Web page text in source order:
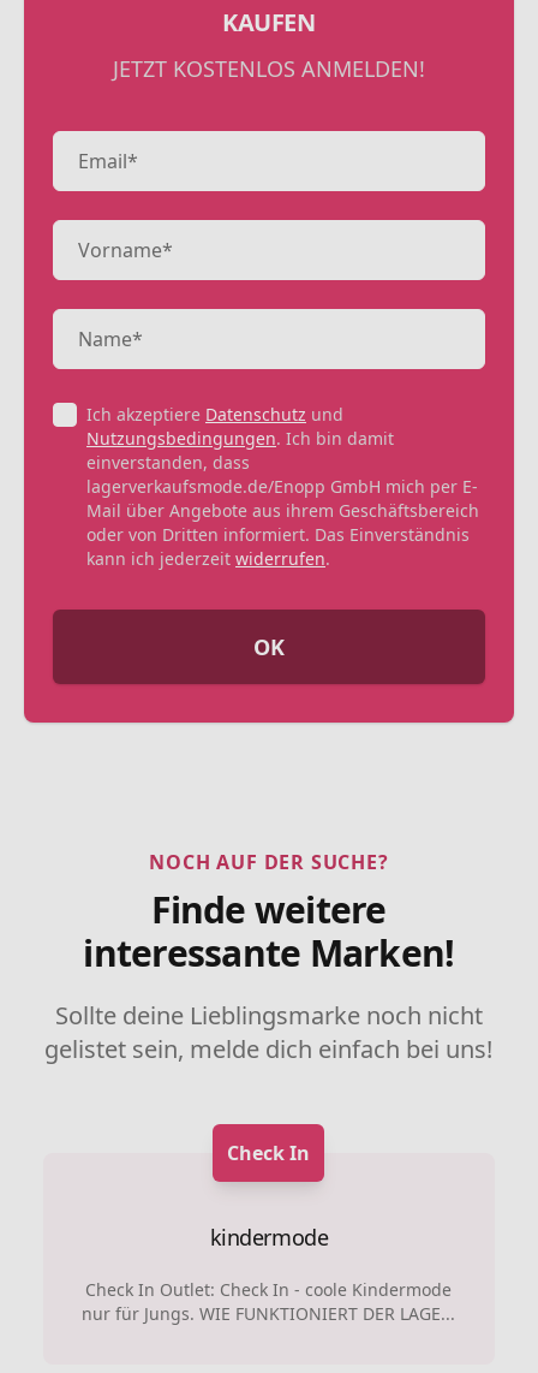
KAUFEN
JETZT KOSTENLOS ANMELDEN!
Ich akzeptiere Datenschutz und
Nutzungsbedingungen. Ich bin damit
einverstanden, dass
lagerverkaufsmode.de/Enopp GmbH mich per E-
Mail über Angebote aus ihrem Geschäftsbereich
oder von Dritten informiert. Das Einverständnis
kann ich jederzeit widerrufen.
OK
NOCH AUF DER SUCHE?
Finde weitere
interessante Marken!
Sollte deine Lieblingsmarke noch nicht
gelistet sein, melde dich einfach bei uns!
Check In
kindermode
Check In Outlet: Check In - coole Kindermode
nur für Jungs. WIE FUNKTIONIERT DER LAGE...